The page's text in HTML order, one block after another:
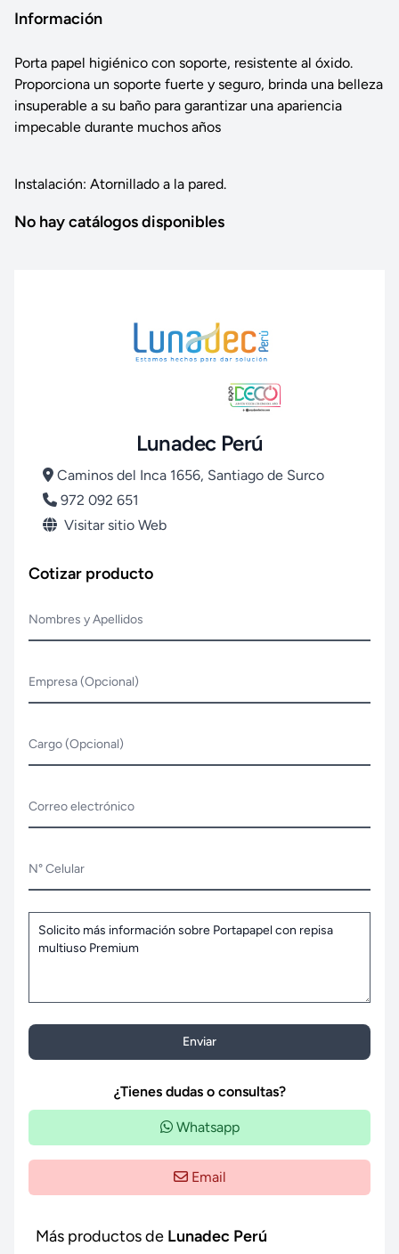
Información
Porta papel higiénico con soporte, resistente al óxido.
Proporciona un soporte fuerte y seguro, brinda una belleza
insuperable a su baño para garantizar una apariencia
impecable durante muchos años
Instalación: Atornillado a la pared.
No hay catálogos disponibles
Lunadec Perú
Caminos del Inca 1656, Santiago de Surco
972 092 651
Visitar sitio Web
Cotizar producto
Nombres y Apellidos
Empresa (Opcional)
Cargo (Opcional)
Correo electrónico
N° Celular
Enviar
¿Tienes dudas o consultas?
Whatsapp
Email
Más productos de Lunadec Perú